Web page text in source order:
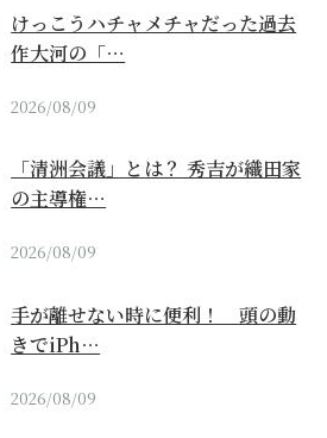
けっこうハチャメチャだった過去
作大河の「…
2026/08/09
「清洲会議」とは？ 秀吉が織田家
の主導権…
2026/08/09
手が離せない時に便利！ 頭の動
きでiPh…
2026/08/09